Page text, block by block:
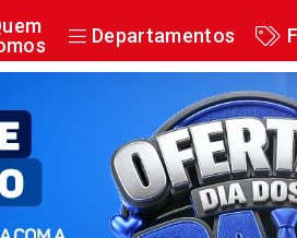
Departamentos